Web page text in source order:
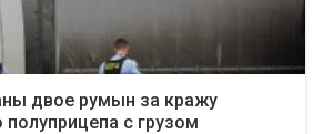
двое румын за кражу
с грузом